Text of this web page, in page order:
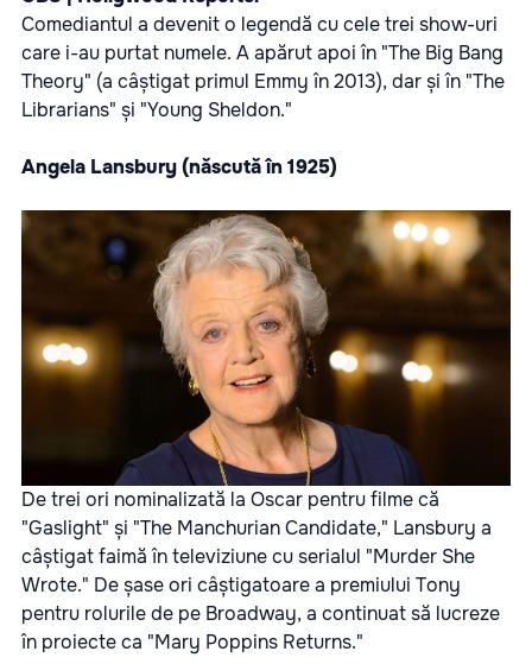
Comediantul a devenit o legendă cu cele trei show-uri
care i-au purtat numele. A apărut apoi în "The Big Bang
Theory" (a câștigat primul Emmy în 2013), dar și în "The
Librarians" și "Young Sheldon."
Angela Lansbury (născută în 1925)
De trei ori nominalizată la Oscar pentru filme că
"Gaslight" și "The Manchurian Candidate," Lansbury a
câștigat faimă în televiziune cu serialul "Murder She
Wrote." De șase ori câștigatoare a premiului Tony
pentru rolurile de pe Broadway, a continuat să lucreze
în proiecte ca "Mary Poppins Returns."